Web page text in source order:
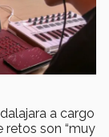
a cargo
son “muy